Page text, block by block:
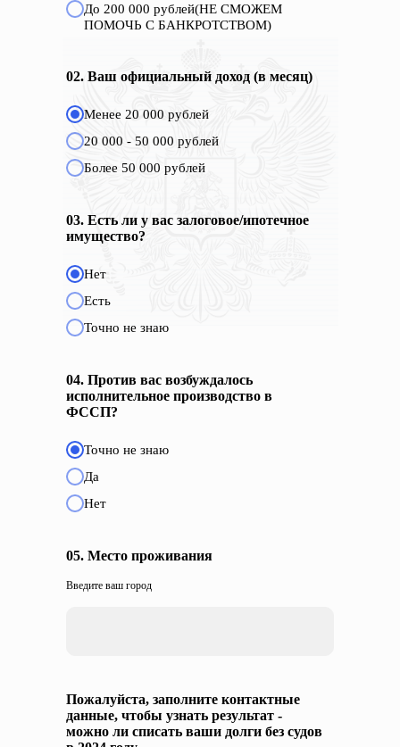
До 200 000 рублей(НЕ СМОЖЕМ
ПОМОЧЬ С БАНКРОТСТВОМ)
02. Ваш официальный доход (в месяц)
Менее 20 000 рублей
20 000 - 50 000 рублей
Более 50 000 рублей
03. Есть ли у вас залоговое/ипотечное
имущество?
Нет
Есть
Точно не знаю
04. Против вас возбуждалось
исполнительное производство в
ФССП?
Точно не знаю
Да
Нет
05. Место проживания
Введите ваш город
Пожалуйста, заполните контактные
данные, чтобы узнать результат -
можно ли списать ваши долги без судов